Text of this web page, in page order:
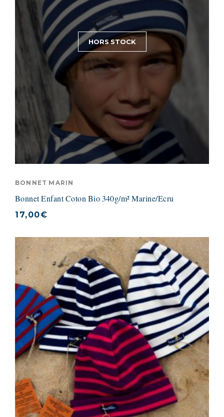
HORS STOCK
BONNET MARIN
Bonnet Enfant Coton Bio 340g/m² Marine/Ecru
17,00€